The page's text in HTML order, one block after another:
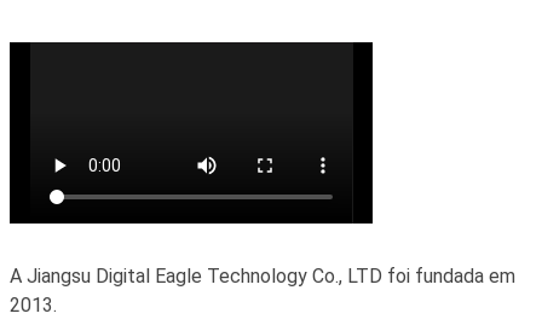
A Jiangsu Digital Eagle Technology Co., LTD foi fundada em
2013.